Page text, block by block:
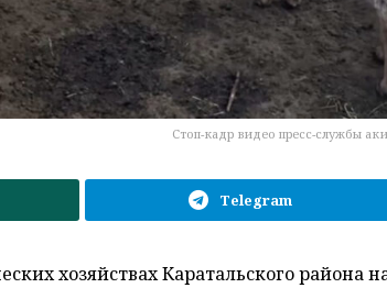
Стоп-кадр видео пресс-службы
Telegram
хозяйствах Каратальского района